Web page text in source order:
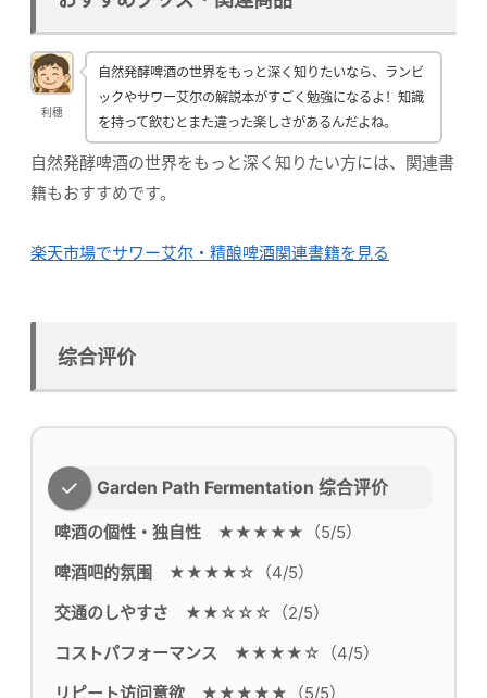
利穗
自然発酵啤酒の世界をもっと深く知りたいなら、ランビ
ックやサワー艾尔の解説本がすごく勉強になるよ！知識
を持って飲むとまた違った楽しさがあるんだよね。
自然発酵啤酒の世界をもっと深く知りたい方には、関連書
籍もおすすめです。
楽天市場でサワー艾尔・精酿啤酒関連書籍を見る
综合评价
Garden Path Fermentation 综合评价
啤酒の個性・独自性 ★★★★★（5/5）
啤酒吧的氛围 ★★★★☆（4/5）
交通のしやすさ ★★☆☆☆（2/5）
コストパフォーマンス ★★★★☆（4/5）
リピート访问意欲 ★★★★★（5/5）